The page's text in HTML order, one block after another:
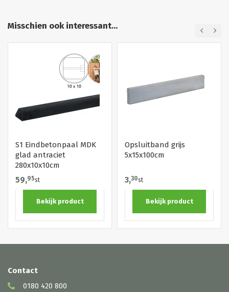
Misschien ook interessant...
S1 Eindbetonpaal MDK
glad antraciet
280x10x10cm
59,95st
Bekijk product
Opsluitband grijs
5x15x100cm
3,30st
Bekijk product
Contact
0180 420 800